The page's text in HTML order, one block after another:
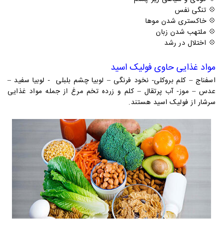
💠 تنگی نفس
💠خاکستری شدن موها
💠 ملتهب شدن زبان
💠 اختلال در رشد
مواد غذایی حاوی فولیک اسید
اسفناج – کلم بروکلی- نخود فرنگی – لوبیا چشم بلبلی - لوبیا سفید –
عدس – موز- آب پرتقال – کلم و زرده تخم مرغ از جمله مواد غذایی
سرشار از فولیک اسید هستند.